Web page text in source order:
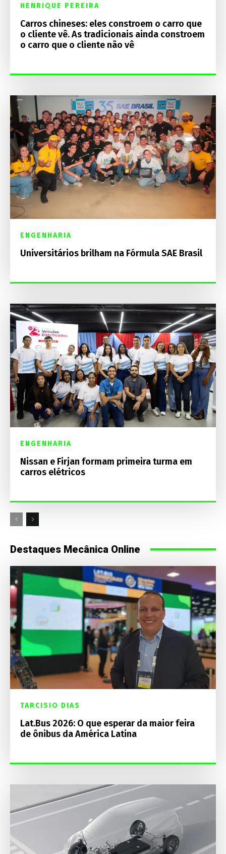
HENRIQUE PEREIRA
Carros chineses: eles constroem o carro que
o cliente vê. As tradicionais ainda constroem
o carro que o cliente não vê
ENGENHARIA
Universitários brilham na Fórmula SAE Brasil
ENGENHARIA
Nissan e Firjan formam primeira turma em
carros elétricos
Destaques Mecânica Online
TARCISIO DIAS
Lat.Bus 2026: O que esperar da maior feira
de ônibus da América Latina